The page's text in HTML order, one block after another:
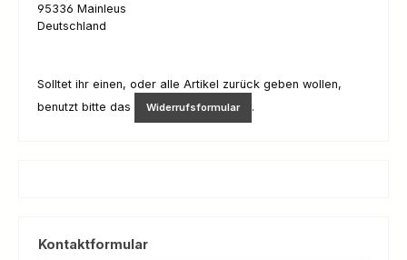
95336 Mainleus
Deutschland
Solltet ihr einen, oder alle Artikel zurück geben wollen,
benutzt bitte das
Widerrufsformular .
Kontaktformular